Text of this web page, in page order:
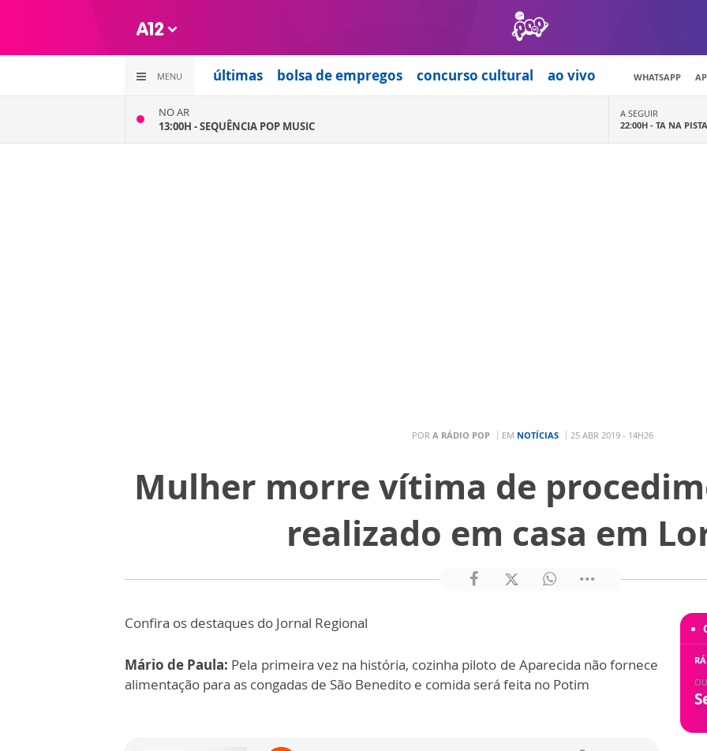
MENU últimas bolsa de empregos concurso cultural ao vivo WHATSAPP
NO AR
13:00H -SEQUÊNCIA POP MUSIC
A SEGUIR
22:00H - TA NA PISTA
POR A RÁDIO POP EM NOTÍCIAS 25 ABR 2019 - 14H26
Mulher morre vítima de
realizado em casa em
Confira os destaques do Jornal Regional
Mário de Paula: Pela primeira vez na história, cozinha piloto de Aparecida não fornece
alimentação para as congadas de São Benedito e comida será feita no Potim